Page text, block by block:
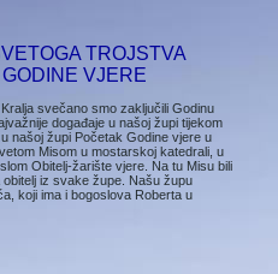
TROJSTVA
VJERE
svečano smo zaključili Godinu
događaje u našoj župi tijekom
našoj župi Početak Godine vjere u
Misom u mostarskoj katedrali, u
Obitelj-žarište vjere. Na tu Misu bili
iz svake župe. Našu župu
koji ima i bogoslova Roberta u